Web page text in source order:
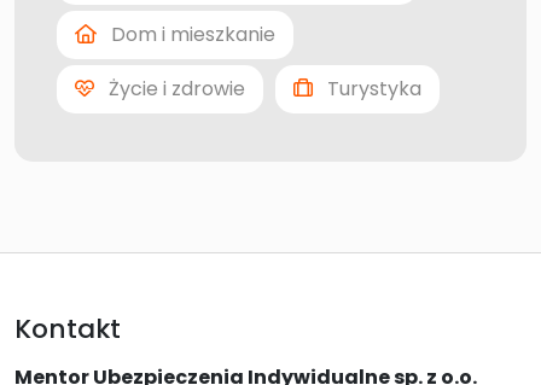
Dom i mieszkanie
Życie i zdrowie
Turystyka
Kontakt
Mentor Ubezpieczenia Indywidualne sp. z o.o.